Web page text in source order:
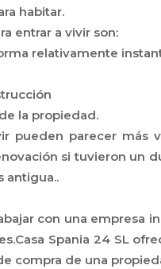
habitar.
entrar a vivir son:
relativamente
la propiedad.
pueden parecer
si tuvieron un
antigua..
con una empresa
Spania 24 SL
compra de una